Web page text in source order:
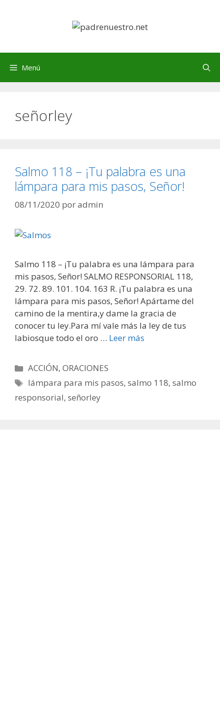
Menú
señorley
Salmo 118 – ¡Tu palabra es una
lámpara para mis pasos, Señor!
08/11/2020 poradmin
Salmo 118 – ¡Tu palabra es una lámpara para
mis pasos, Señor! SALMO RESPONSORIAL 118,
29. 72. 89. 101. 104. 163 R. ¡Tu palabra es una
lámpara para mis pasos, Señor! Apártame del
camino de la mentira,y dame la gracia de
conocer tu ley.Para mí vale más la ley de tus
labiosque todo el oro … Leer más
Categorías
ACCIÓN,ORACIONES
Etiquetas
lámpara para mis pasos,salmo 118,salmo
responsorial, señorley